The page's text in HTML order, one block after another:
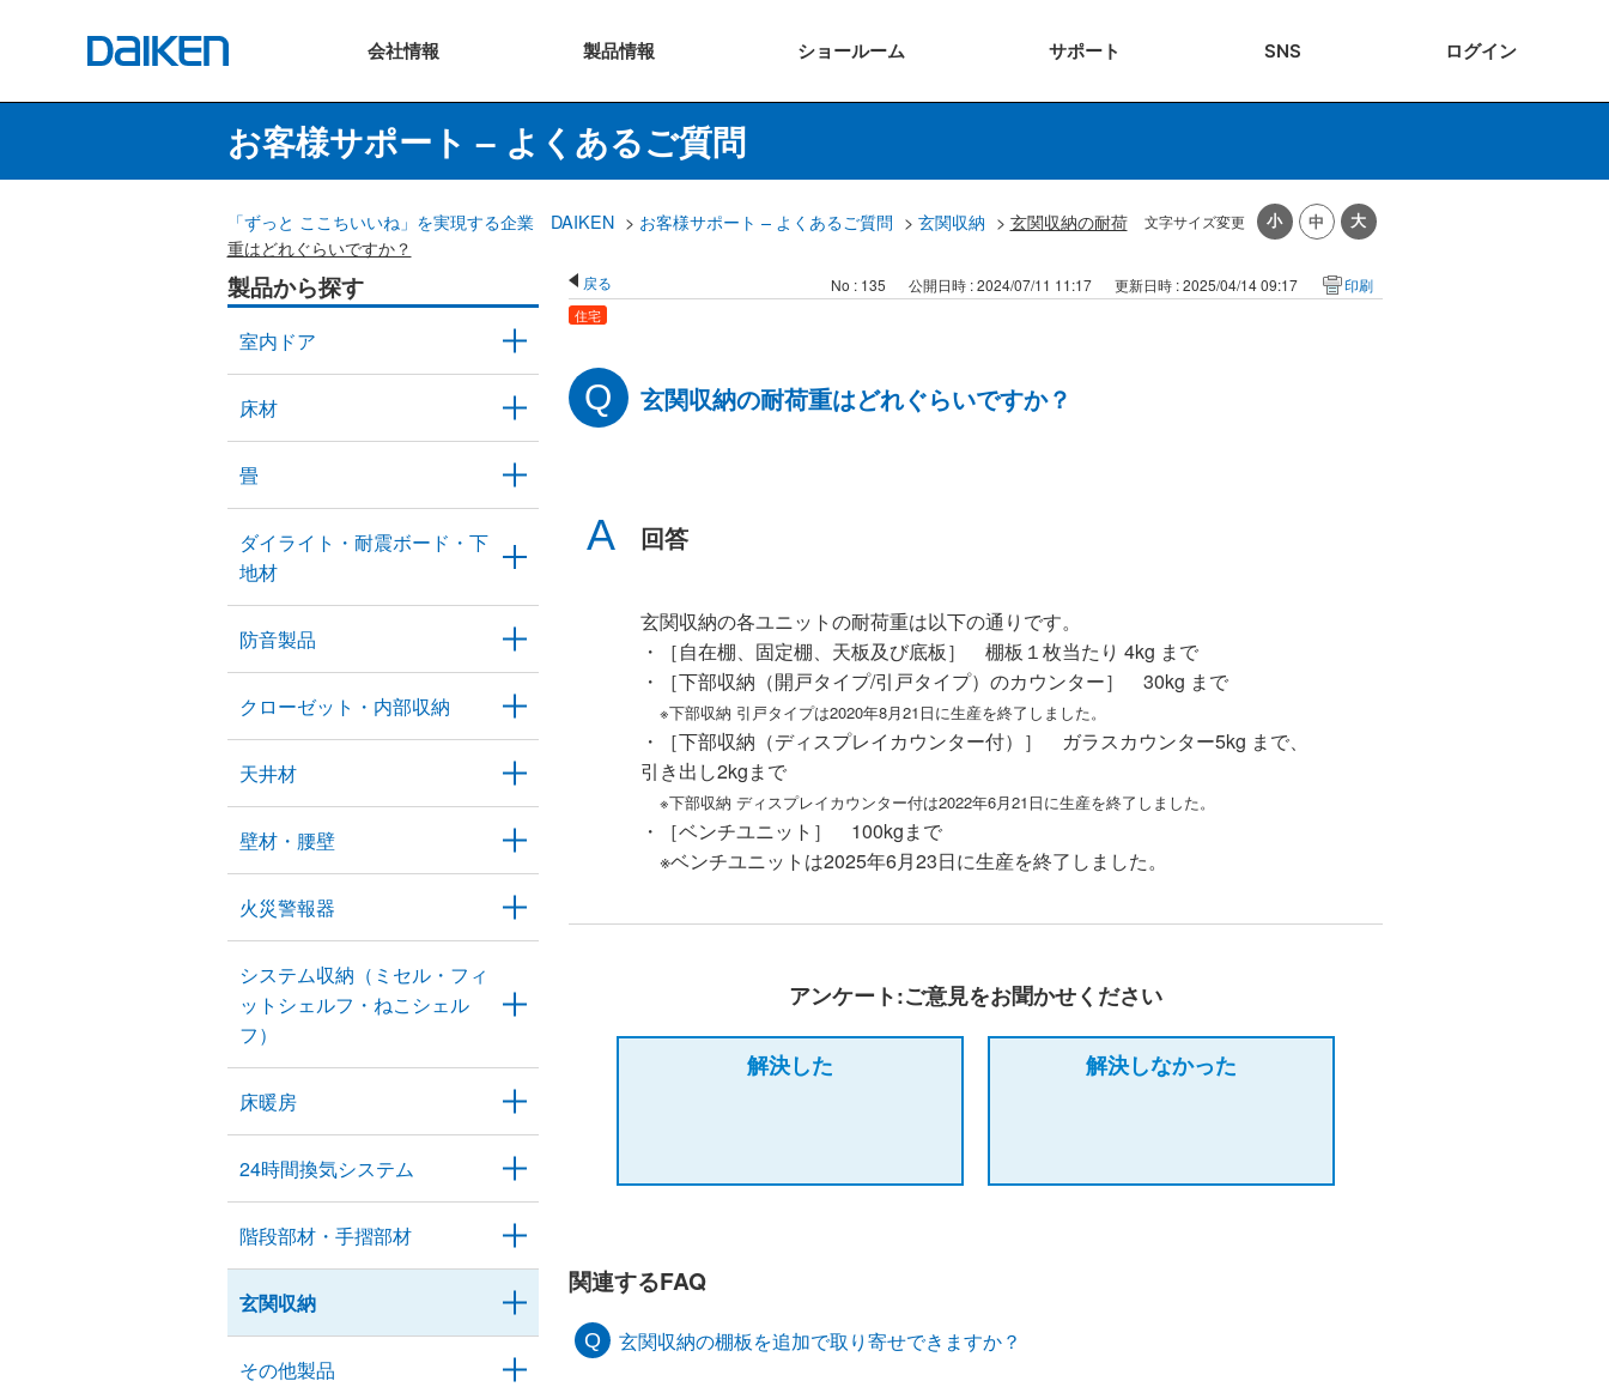
会社情報 製品情報 ショールーム サポート SNS ログイン
お客様サポート – よくあるご質問
文字サイズ変更
「ずっと ここちいいね」を実現する企業 DAIKEN > お客様サポート – よくあるご質問 > 玄関収納 > 玄関収納の耐荷
重はどれぐらいですか？
製品から探す
室内ドア
床材
畳
ダイライト・耐震ボード・下
地材
防音製品
クローゼット・内部収納
天井材
壁材・腰壁
火災警報器
システム収納（ミセル・フィ
ットシェルフ・ねこシェル
フ）
床暖房
24時間換気システム
階段部材・手摺部材
玄関収納
その他製品
戻る No : 135 公開日時 : 2024/07/11 11:17 更新日時 : 2025/04/14 09:17 印刷
住宅
玄関収納の耐荷重はどれぐらいですか？
回答
玄関収納の各ユニットの耐荷重は以下の通りです。
・［自在棚、固定棚、天板及び底板］ 棚板１枚当たり 4kg まで
・［下部収納（開戸タイプ/引戸タイプ）のカウンター］ 30kg まで
※下部収納 引戸タイプは2020年8月21日に生産を終了しました。
・［下部収納（ディスプレイカウンター付）］ ガラスカウンター5kg まで、
引き出し2kgまで
※下部収納 ディスプレイカウンター付は2022年6月21日に生産を終了しました。
・［ベンチユニット］ 100kgまで
※ベンチユニットは2025年6月23日に生産を終了しました。
アンケート:ご意見をお聞かせください
解決した 解決しなかった
関連するFAQ
玄関収納の棚板を追加で取り寄せできますか？